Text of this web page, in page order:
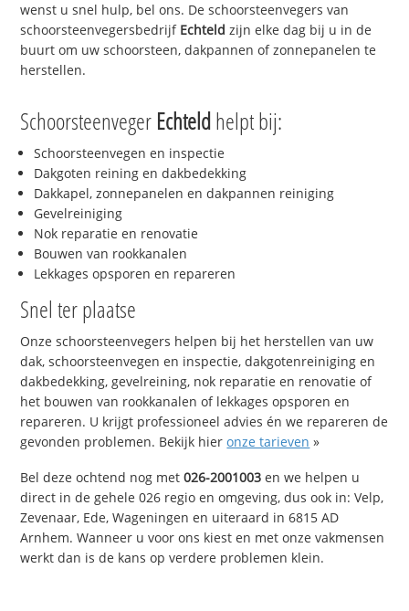
wenst u snel hulp, bel ons. De schoorsteenvegers van
schoorsteenvegersbedrijf Echteld zijn elke dag bij u in de
buurt om uw schoorsteen, dakpannen of zonnepanelen te
herstellen.
Schoorsteenveger Echteldhelpt bij:
Schoorsteenvegen en inspectie
Dakgoten reining en dakbedekking
Dakkapel, zonnepanelen en dakpannen reiniging
Gevelreiniging
Nok reparatie en renovatie
Bouwen van rookkanalen
Lekkages opsporen en repareren
Snel ter plaatse
Onze schoorsteenvegers helpen bij het herstellen van uw
dak, schoorsteenvegen en inspectie, dakgotenreiniging en
dakbedekking, gevelreining, nok reparatie en renovatie of
het bouwen van rookkanalen of lekkages opsporen en
repareren. U krijgt professioneel advies én we repareren de
gevonden problemen. Bekijk hieronze tarieven »
Bel deze ochtend nog met026-2001003 en we helpen u
direct in de gehele 026 regio en omgeving, dus ook in: Velp,
Zevenaar, Ede, Wageningen en uiteraard in 6815 AD
Arnhem. Wanneer u voor ons kiest en met onze vakmensen
werkt dan is de kans op verdere problemen klein.